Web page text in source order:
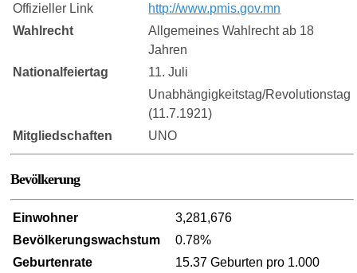
Offizieller Link
http://www.pmis.gov.mn
Wahlrecht
Allgemeines Wahlrecht ab 18
Jahren
Nationalfeiertag
11. Juli
Unabhängigkeitstag/Revolutionstag
(11.7.1921)
Mitgliedschaften
UNO
Bevölkerung
Einwohner
3,281,676
Bevölkerungswachstum
0.78%
Geburtenrate
15.37 Geburten pro 1.000